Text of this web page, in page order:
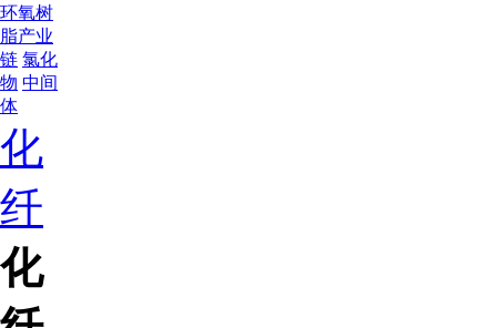
环氧树
脂产业
链 氯化
物 中间
体
化
纤
化